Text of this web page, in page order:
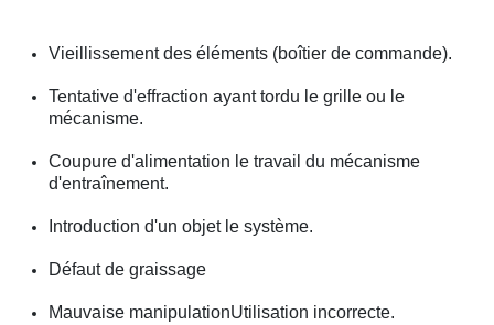
Vieillissement des éléments (boîtier de commande).
Tentative d'effraction ayant tordu le grille ou le
mécanisme.
Coupure d'alimentation le travail du mécanisme
d'entraînement.
Introduction d'un objet le système.
Défaut de graissage
Mauvaise manipulationUtilisation incorrecte.